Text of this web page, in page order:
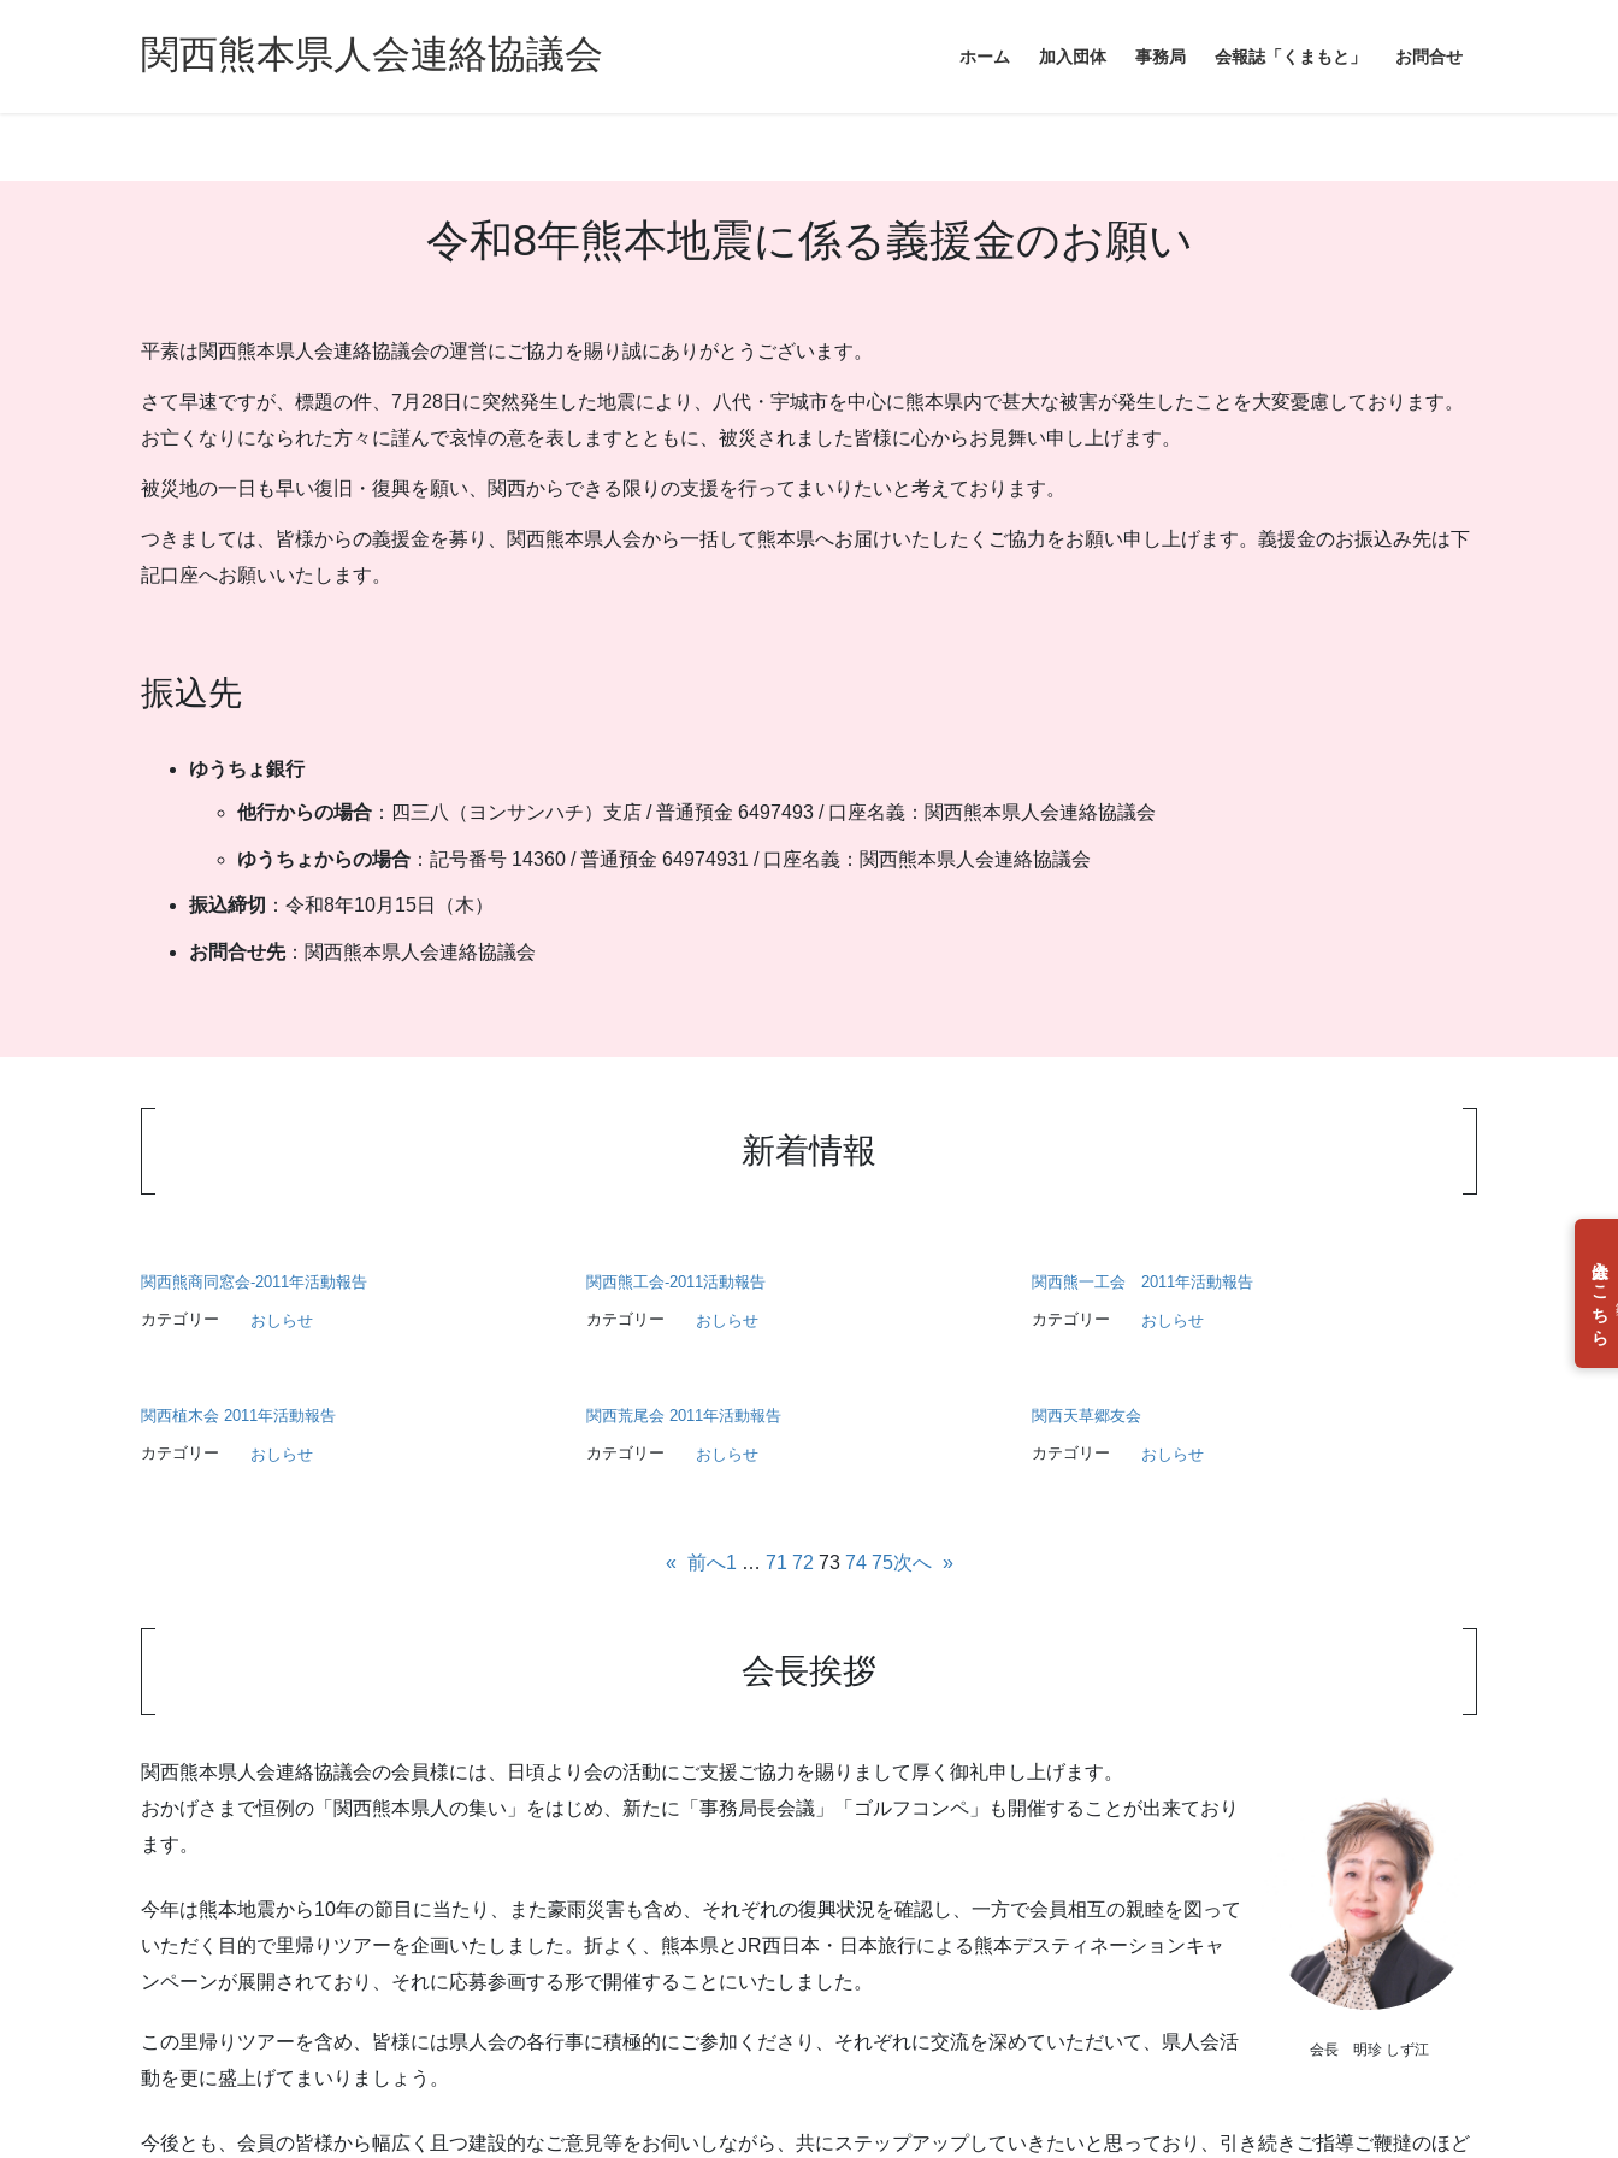
関西熊本県人会連絡協議会 ホーム 加入団体 事務局 会報誌「くまもと」 お問合せ
令和8年熊本地震に係る義援金のお願い
平素は関西熊本県人会連絡協議会の運営にご協力を賜り誠にありがとうございます。
さて早速ですが、標題の件、7月28日に突然発生した地震により、八代・宇城市を中心に熊本県内で甚大な被害が発生したことを大変憂慮しております。
お亡くなりになられた方々に謹んで哀悼の意を表しますとともに、被災されました皆様に心からお見舞い申し上げます。
被災地の一日も早い復旧・復興を願い、関西からできる限りの支援を行ってまいりたいと考えております。
つきましては、皆様からの義援金を募り、関西熊本県人会から一括して熊本県へお届けいたしたくご協力をお願い申し上げます。義援金のお振込み先は下
記口座へお願いいたします。
振込先
ゆうちょ銀行
他行からの場合 ：四三八（ヨンサンハチ）支店 / 普通預金 6497493 / 口座名義：関西熊本県人会連絡協議会
ゆうちょからの場合 ：記号番号 14360 / 普通預金 64974931 / 口座名義：関西熊本県人会連絡協議会
振込締切 ：令和8年10月15日（木）
お問合せ先：関西熊本県人会連絡協議会
新着情報
関西熊商同窓会-2011年活動報告
カテゴリー おしらせ
関西熊工会-2011活動報告
カテゴリー おしらせ
関西熊一工会 2011年活動報告
カテゴリー おしらせ
関西植木会 2011年活動報告
カテゴリー おしらせ
関西荒尾会 2011年活動報告
カテゴリー おしらせ
関西天草郷友会
カテゴリー おしらせ
« 前へ1 … 71 72 73 74 75次へ »
会長挨拶
会長 明珍 しず江
関西熊本県人会連絡協議会の会員様には、日頃より会の活動にご支援ご協力を賜りまして厚く御礼申し上げます。
おかげさまで恒例の「関西熊本県人の集い」をはじめ、新たに「事務局長会議」「ゴルフコンペ」も開催することが出来ており
ます。
今年は熊本地震から10年の節目に当たり、また豪雨災害も含め、それぞれの復興状況を確認し、一方で会員相互の親睦を図って
いただく目的で里帰りツアーを企画いたしました。折よく、熊本県とJR西日本・日本旅行による熊本デスティネーションキャ
ンペーンが展開されており、それに応募参画する形で開催することにいたしました。
この里帰りツアーを含め、皆様には県人会の各行事に積極的にご参加くださり、それぞれに交流を深めていただいて、県人会活
動を更に盛上げてまいりましょう。
今後とも、会員の皆様から幅広く且つ建設的なご意見等をお伺いしながら、共にステップアップしていきたいと思っており、引き続きご指導ご鞭撻のほど
入会はこちら